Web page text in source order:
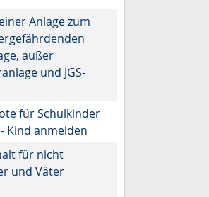
Anlage zum
außer
und JGS-
für Schulkinder
Kind anmelden
für nicht
und Väter